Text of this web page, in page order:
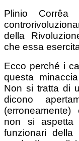
Plinio
della
che essa
Ecco perché i
questa
Non si tratta di
dicono
non si aspetta
funzionari